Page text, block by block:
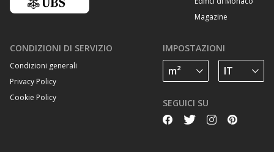
Magazine
CONDIZIONI DI SERVIZIO
Condizioni generali
Privacy Policy
Cookie Policy
IMPOSTAZIONI
SEGUICI SU